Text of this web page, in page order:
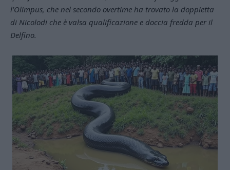
l'Olimpus, che nel secondo overtime ha trovato la doppietta
di Nicolodi che è valsa qualificazione e doccia fredda per il
Delfino.